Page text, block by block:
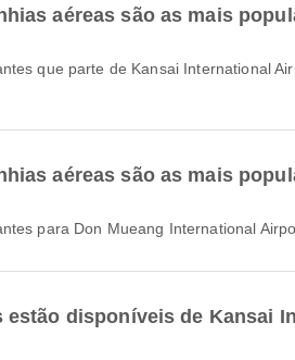
aéreas são as mais
que parte de Kansai International
aéreas são as mais
para Don Mueang International
estão disponíveis de Kansai